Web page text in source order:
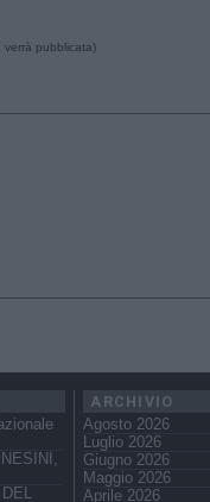
verrà pubblicata)
ARCHIVIO
Agosto 2026
Luglio 2026
Giugno 2026
Maggio 2026
Aprile 2026